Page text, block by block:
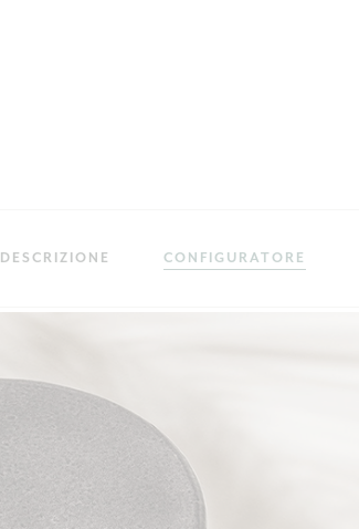
DESCRIZIONE CONFIGURATORE